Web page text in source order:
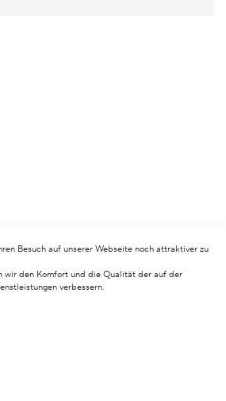
Besuch auf unserer Webseite noch attraktiver zu
wir den Komfort und die Qualität der auf der
verbessern.